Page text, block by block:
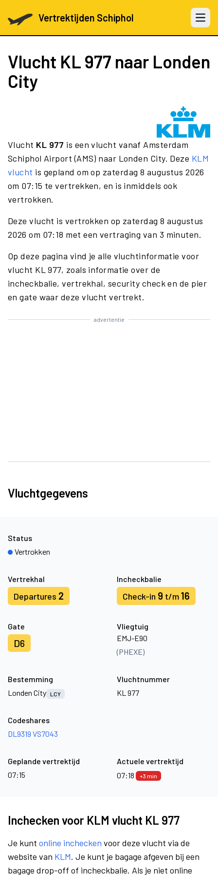
Vertrektijden Schiphol Open
Vlucht KL 977 naar Londen
City
Vlucht KL 977 is een vlucht vanaf Amsterdam
Schiphol Airport (AMS) naar Londen City. Deze KLM
vlucht is gepland om op zaterdag 8 augustus 2026
om 07:15 te vertrekken, en is inmiddels ook
vertrokken.
Deze vlucht is vertrokken op zaterdag 8 augustus
2026 om 07:18 met een vertraging van 3 minuten.
Op deze pagina vind je alle vluchtinformatie voor
vlucht KL 977, zoals informatie over de
incheckbalie, vertrekhal, security check en de pier
en gate waar deze vlucht vertrekt.
advertentie
Vluchtgegevens
Vertrekhal
Departures 2
Incheckbalie
Check-in 9 t/m16
Gate
D6
Vliegtuig
EMJ-E90
(PHEXE)
Status
Vertrokken
Bestemming
Londen City LCY
Vluchtnummer
KL 977
Codeshares
DL9319 VS7043
Geplande vertrektijd
07:15
Actuele vertrektijd
07:18
+3 min
Inchecken voor KLM vlucht KL 977
Je kunt online inchecken voor deze vlucht via de
website van KLM. Je kunt je bagage afgeven bij een
bagage drop-off of incheckbalie. Als je niet online